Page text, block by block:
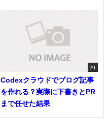
AI
Codexクラウドでブログ記事
を作れる？実際に下書きとPR
まで任せた結果